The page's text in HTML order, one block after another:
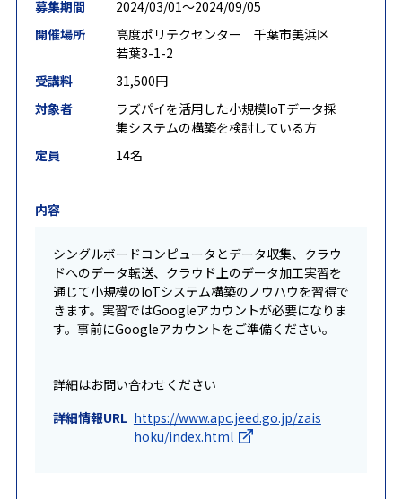
募集期間
2024/03/01〜2024/09/05
開催場所
高度ポリテクセンター 千葉市美浜区
若葉3-1-2
受講料
31,500円
対象者
ラズパイを活用した小規模IoTデータ採
集システムの構築を検討している方
定員
14名
内容
シングルボードコンピュータとデータ収集、クラウ
ドへのデータ転送、クラウド上のデータ加工実習を
通じて小規模のIoTシステム構築のノウハウを習得で
きます。実習ではGoogleアカウントが必要になりま
す。事前にGoogleアカウントをご準備ください。
詳細はお問い合わせください
詳細情報URL https://www.apc.jeed.go.jp/zais
hoku/index.html